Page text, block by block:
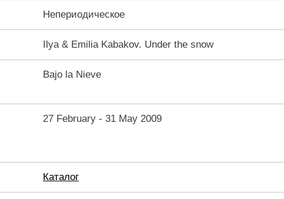
Непериодическое
Ilya & Emilia Kabakov. Under the snow
Bajo la Nieve
27 February - 31 May 2009
Каталог